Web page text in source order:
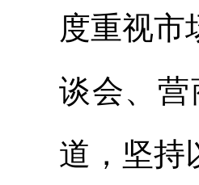
度重视市
谈会、
道，坚持